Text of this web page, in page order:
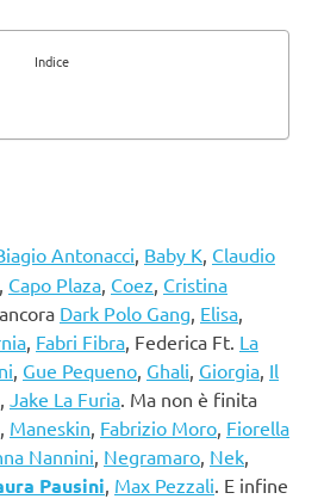
Indice
Antonacci Baby K Claudio
Capo Plaza Coez Cristina
Dark Polo Gang Elisa
Fabri Fibra , Federica Ft. La
Gue Pequeno Ghali Giorgia Il
Jake La Furia . Ma non è finita
Maneskin Fabrizio Moro Fiorella
Nannini Negramaro Nek
Pausini Max Pezzali . E infine